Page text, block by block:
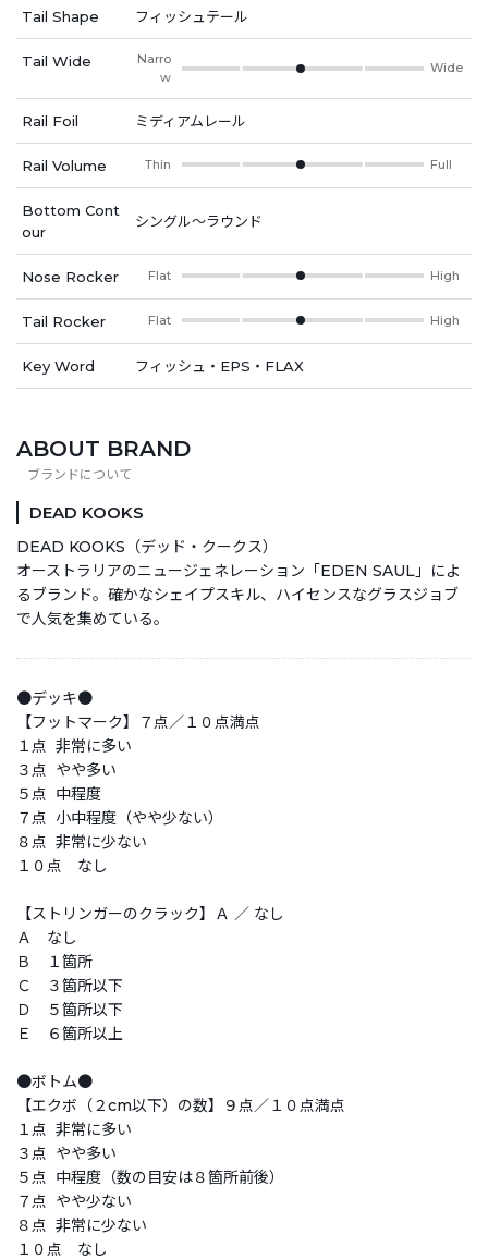
Tail Shape フィッシュテール
Tail Wide
Narro
w
Wide
Rail Foil ミディアムレール
Rail Volume Thin Full
Bottom Cont
our
シングル～ラウンド
Nose Rocker Flat High
Tail Rocker Flat High
Key Word フィッシュ・EPS・FLAX
ABOUT BRAND
DEAD KOOKS
DEAD KOOKS（デッド・クークス）
オーストラリアのニュージェネレーション「EDEN SAUL」によ
るブランド。確かなシェイプスキル、ハイセンスなグラスジョブ
で人気を集めている。
●デッキ●
【フットマーク】７点／１０点満点
１点 非常に多い
３点 やや多い
５点 中程度
７点 小中程度（やや少ない）
８点 非常に少ない
１０点 なし
【ストリンガーのクラック】Ａ ／ なし
Ａ なし
Ｂ １箇所
Ｃ ３箇所以下
Ｄ ５箇所以下
Ｅ ６箇所以上
●ボトム●
【エクボ（２cm以下）の数】９点／１０点満点
１点 非常に多い
３点 やや多い
５点 中程度（数の目安は８箇所前後）
７点 やや少ない
８点 非常に少ない
１０点 なし